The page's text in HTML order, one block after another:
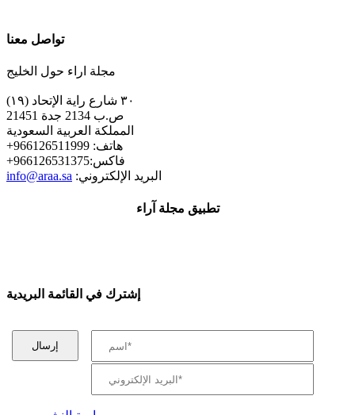
تواصل معنا
مجلة اراء حول الخليج
٣٠ شارع راية الإتحاد (١٩)
ص.ب 2134 جدة 21451
المملكة العربية السعودية
+هاتف: 966126511999
+فاكس:966126531375
info@araa.sa :البريد الإلكتروني
تطبيق مجلة آراء
إشترك في القائمة البريدية